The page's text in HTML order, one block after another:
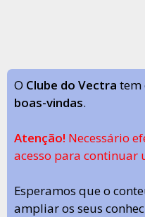
O Clube do Vectra tem
boas-vindas.
Atenção! Necessário
acesso para continuar
Esperamos que o
ampliar os seus